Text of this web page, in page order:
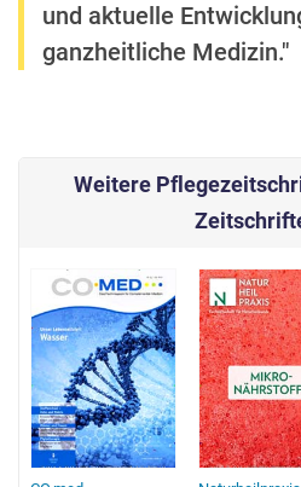
und aktuelle
ganzheitliche Medizin."
Weitere